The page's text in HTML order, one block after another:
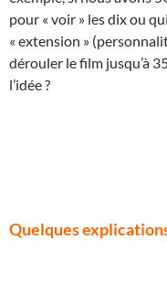
pour « voir » les dix ou
« extension »
dérouler le film jusqu’à
l’idée ?
Quelques